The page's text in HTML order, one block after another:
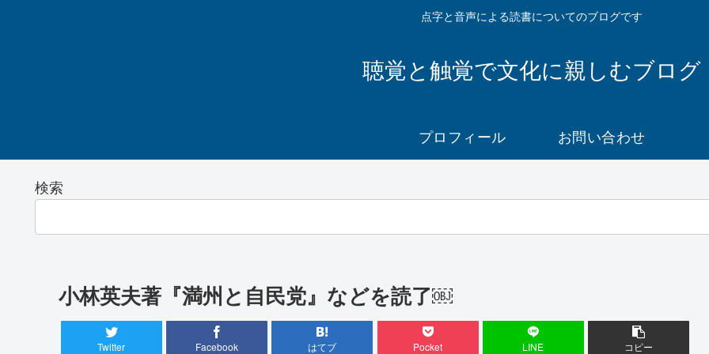
点字と音声による読書についてのブログです
聴覚と触覚で文化に親しむブログ
プロフィール お問い合わせ
検索
小林英夫著『満州と自民党』などを読了￼
Twitter Facebook はてブ Pocket LINE コピー